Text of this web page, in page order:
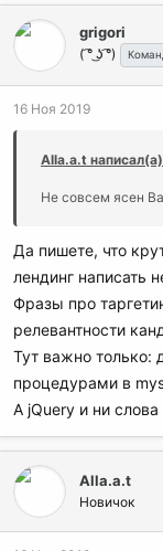
grigori
( ͡° ͜ʖ ͡°)
16 Ноя 2019
Alla.a.t
Не совсем ясен
Да пишете, что
лендинг написать
Фразы про
релевантности
Тут важно только:
процедурами в
А jQuery и ни
Alla.a.t
Новичок